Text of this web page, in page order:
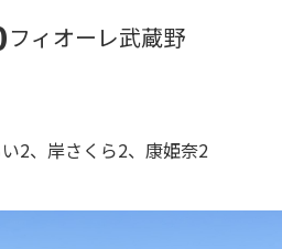
フィオーレ武蔵野
2、岸さくら2、康姫奈2